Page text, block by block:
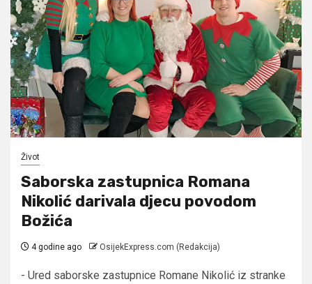
Život
Saborska zastupnica Romana
Nikolić darivala djecu povodom
Božića
4 godine ago OsijekExpress.com (Redakcija)
- Ured saborske zastupnice Romane Nikolić iz stranke